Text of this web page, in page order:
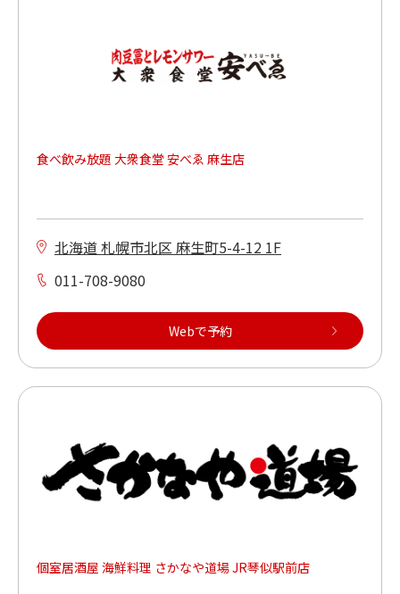
食べ飲み放題 大衆食堂 安べゑ 麻生店
北海道 札幌市北区 麻生町5-4-12 1F
011-708-9080
Webで予約
個室居酒屋 海鮮料理 さかなや道場 JR琴似駅前店